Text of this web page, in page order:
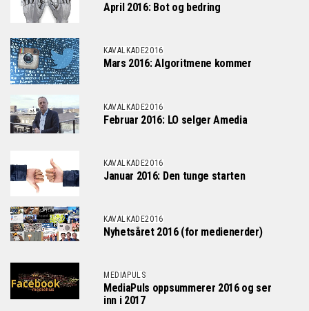
April 2016: Bot og bedring
KAVALKADE2016
Mars 2016: Algoritmene kommer
KAVALKADE2016
Februar 2016: LO selger Amedia
KAVALKADE2016
Januar 2016: Den tunge starten
KAVALKADE2016
Nyhetsåret 2016 (for medienerder)
MEDIAPULS
MediaPuls oppsummerer 2016 og ser
inn i 2017